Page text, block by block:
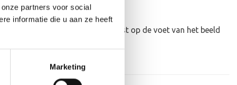
partners voor social
informatie die u aan ze heeft
Marketing
personaliseren door er een tekst op de voet van het beeld